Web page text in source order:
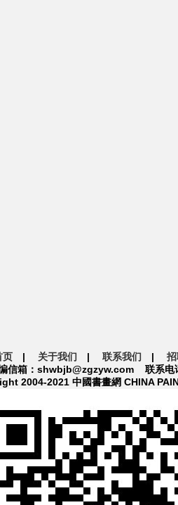
页 | 关于我们 | 联系我们 |
信箱：shwbjb@zgzyw.com 联系电
2004-2021 中國書畫網 CHINA